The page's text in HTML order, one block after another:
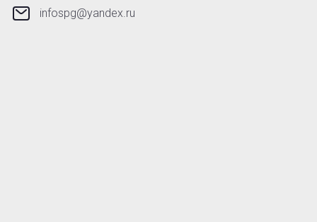
infospg@yandex.ru